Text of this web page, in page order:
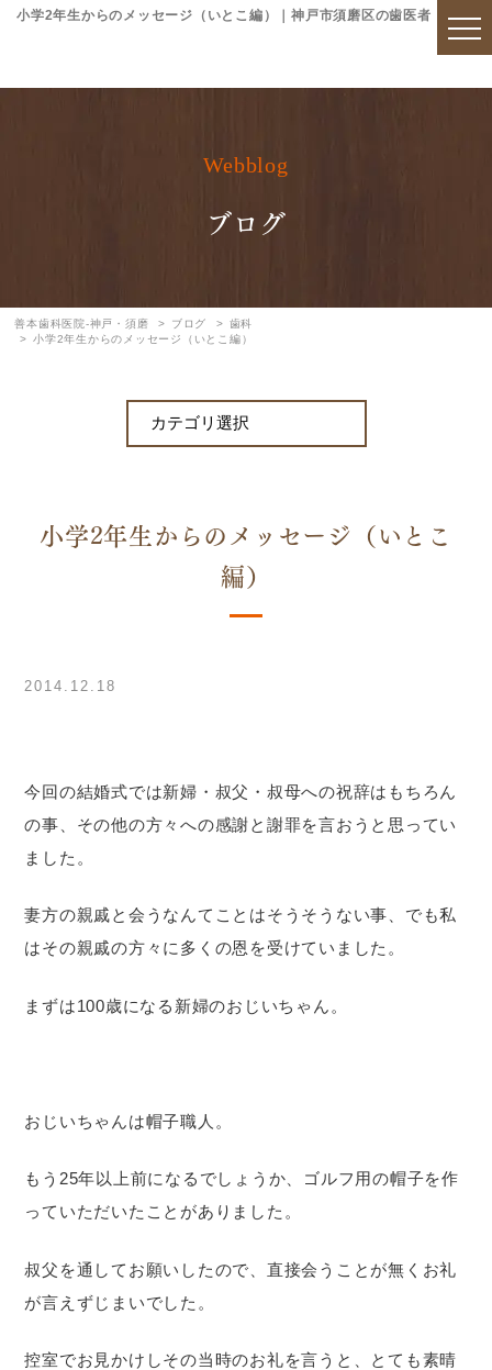
小学2年生からのメッセージ（いとこ編）｜神戸市須磨区の歯医者「善本歯
Webblog
ブログ
善本歯科医院-神戸・須磨 ブログ
歯科
小学2年生からのメッセージ（いとこ編）
小学2年生からのメッセージ（いとこ
編）
2014.12.18
今回の結婚式では新婦・叔父・叔母への祝辞はもちろん
の事、その他の方々への感謝と謝罪を言おうと思ってい
ました。
妻方の親戚と会うなんてことはそうそうない事、でも私
はその親戚の方々に多くの恩を受けていました。
まずは100歳になる新婦のおじいちゃん。
おじいちゃんは帽子職人。
もう25年以上前になるでしょうか、ゴルフ用の帽子を作
っていただいたことがありました。
叔父を通してお願いしたので、直接会うことが無くお礼
が言えずじまいでした。
控室でお見かけしその当時のお礼を言うと、とても素晴